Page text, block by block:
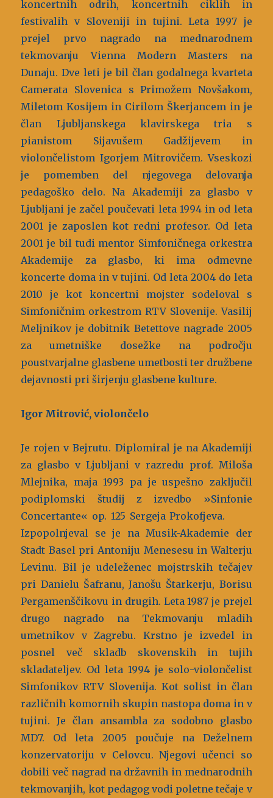
koncertnih odrih, koncertnih ciklih in
festivalih v Sloveniji in tujini. Leta 1997 je
prejel prvo nagrado na mednarodnem
tekmovanju Vienna Modern Masters na
Dunaju. Dve leti je bil član godalnega kvarteta
Camerata Slovenica s Primožem Novšakom,
Miletom Kosijem in Cirilom Škerjancem in je
član Ljubljanskega klavirskega tria s
pianistom Sijavušem Gadžijevem in
violončelistom Igorjem Mitrovičem. Vseskozi
je pomemben del njegovega delovanja
pedagoško delo. Na Akademiji za glasbo v
Ljubljani je začel poučevati leta 1994 in od leta
2001 je zaposlen kot redni profesor. Od leta
2001 je bil tudi mentor Simfoničnega orkestra
Akademije za glasbo, ki ima odmevne
koncerte doma in v tujini. Od leta 2004 do leta
2010 je kot koncertni mojster sodeloval s
Simfoničnim orkestrom RTV Slovenije. Vasilij
Meljnikov je dobitnik Betettove nagrade 2005
za umetniške dosežke na področju
poustvarjalne glasbene umetbosti ter družbene
dejavnosti pri širjenju glasbene kulture.
Igor Mitrović, violončelo
Je rojen v Bejrutu. Diplomiral je na Akademiji
za glasbo v Ljubljani v razredu prof. Miloša
Mlejnika, maja 1993 pa je uspešno zaključil
podiplomski študij z izvedbo »Sinfonie
Concertante« op. 125 Sergeja Prokofjeva.
Izpopolnjeval se je na Musik-Akademie der
Stadt Basel pri Antoniju Menesesu in Walterju
Levinu. Bil je udeleženec mojstrskih tečajev
pri Danielu Šafranu, Janošu Štarkerju, Borisu
Pergamenščikovu in drugih. Leta 1987 je prejel
drugo nagrado na Tekmovanju mladih
umetnikov v Zagrebu. Krstno je izvedel in
posnel več skladb skovenskih in tujih
skladateljev. Od leta 1994 je solo-violončelist
Simfonikov RTV Slovenija. Kot solist in član
različnih komornih skupin nastopa doma in v
tujini. Je član ansambla za sodobno glasbo
MD7. Od leta 2005 poučuje na Deželnem
konzervatoriju v Celovcu. Njegovi učenci so
dobili več nagrad na državnih in mednarodnih
tekmovanjih, kot pedagog vodi poletne tečaje v